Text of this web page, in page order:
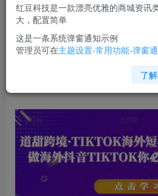
您当前未登录！建议
道甜跨境·TIKTOK海外短视频达人
（趋
红豆科技是一款漂亮优雅的商城资讯
大，配置简单
这是一条系统弹窗通知示例
管理员可在主题设置-常用功能-弹窗
了